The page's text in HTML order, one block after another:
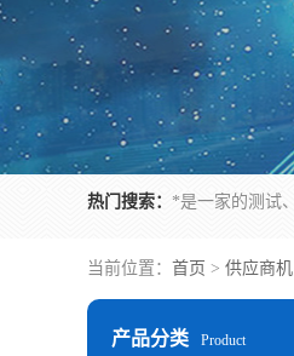
热门搜索：
当前位置： 首页 > 供应商机
产品分类 Product